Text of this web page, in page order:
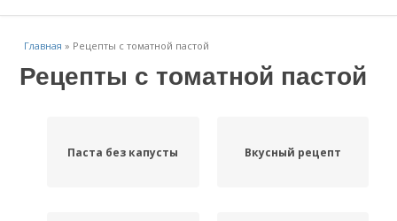
Главная » Рецепты с томатной пастой
Рецепты с томатной пастой
Паста без капусты Вкусный рецепт